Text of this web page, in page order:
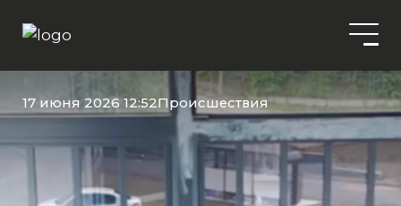
17 июня 2026 12:52Происшествия